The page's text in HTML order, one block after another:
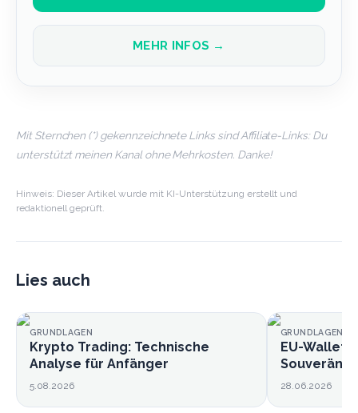
MEHR INFOS →
Mit Sternchen (*) gekennzeichnete Links sind Affiliate-Links: Du
unterstützt meinen Kanal ohne Mehrkosten. Danke!
Hinweis: Dieser Artikel wurde mit KI-Unterstützung erstellt und
redaktionell geprüft.
Lies auch
GRUNDLAGEN
Krypto Trading: Technische
Analyse für Anfänger
5.08.2026
GRUNDLAGEN
EU-Wallet
28.06.2026